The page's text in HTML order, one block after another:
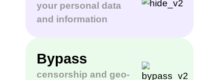
your personal data
and information
Bypass
censorship and geo-